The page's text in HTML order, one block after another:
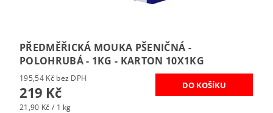
PŘEDMĚŘICKÁ MOUKA PŠENIČNÁ -
POLOHRUBÁ - 1KG - KARTON 10X1KG
195,54 Kč bez DPH
219 Kč
21,90 Kč / 1 kg